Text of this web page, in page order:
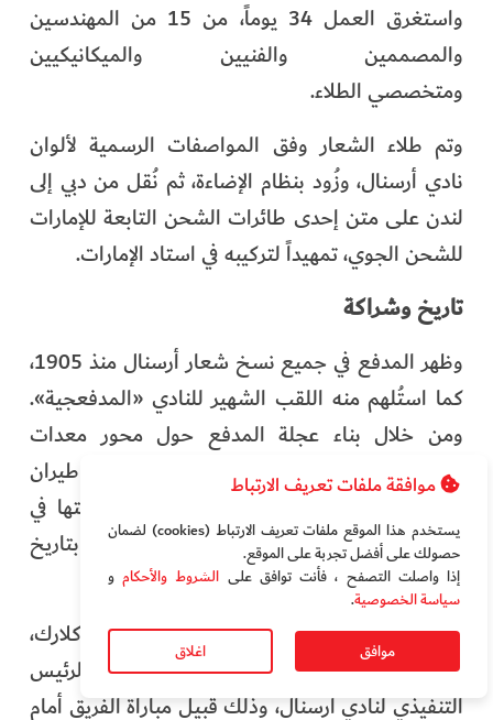
واستغرق العمل 34 يوماً، من 15 من المهندسين
والمصممين والفنيين والميكانيكيين
ومتخصصي الطلاء.
وتم طلاء الشعار وفق المواصفات الرسمية لألوان
نادي أرسنال، وزُود بنظام الإضاءة، ثم نُقل من دبي إلى
لندن على متن إحدى طائرات الشحن التابعة للإمارات
للشحن الجوي، تمهيداً لتركيبه في استاد الإمارات.
تاريخ وشراكة
وظهر المدفع في جميع نسخ شعار أرسنال منذ 1905،
كما استُلهم منه اللقب الشهير للنادي «المدفعجية».
ومن خلال بناء عجلة المدفع حول محور معدات
الهبوط لطائرة الإيرباص A380، نجح فريق طيران
الإمارات الهندسي في دمج هوية الناقلة وعراقتها في
عالم الطيران مع أحد أبرز الرموز المرتبطة بتاريخ
النادي.
وجاء الكشف عن الشعار بحضور السير تيم كلارك،
رئيس طيران الإمارات، وريتشارد غارليك، الرئيس
التنفيذي لنادي أرسنال، وذلك قبيل مباراة الفريق أمام
موافقة ملفات تعريف الارتباط
يستخدم هذا الموقع ملفات تعريف الارتباط (cookies) لضمان
حصولك على أفضل تجربة على الموقع‏.
إذا واصلت التصفح ، فأنت توافق على الشروط والأحكامو
سياسة الخصوصية.
موافق اغلاق